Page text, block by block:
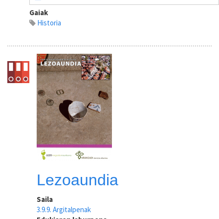
Gaiak
Historia
Lezoaundia
Saila
3.9.9. Argitalpenak